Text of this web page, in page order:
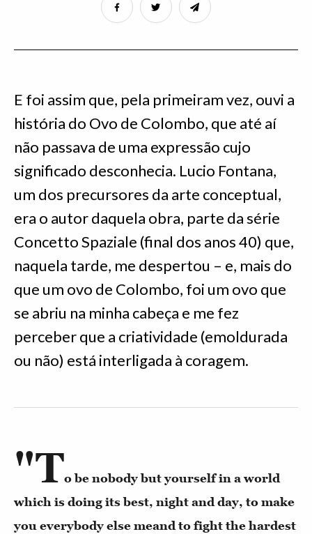
E foi assim que, pela primeiram vez, ouvi a
história do Ovo de Colombo, que até aí
não passava de uma expressão cujo
significado desconhecia. Lucio Fontana,
um dos precursores da arte conceptual,
era o autor daquela obra, parte da série
Concetto Spaziale (final dos anos 40) que,
naquela tarde, me despertou – e, mais do
que um ovo de Colombo, foi um ovo que
se abriu na minha cabeça e me fez
perceber que a criatividade (emoldurada
ou não) está interligada à coragem.
"To be nobody but yourself in a world
which is doing its best, night and day, to make
you everybody else meand to fight the hardest